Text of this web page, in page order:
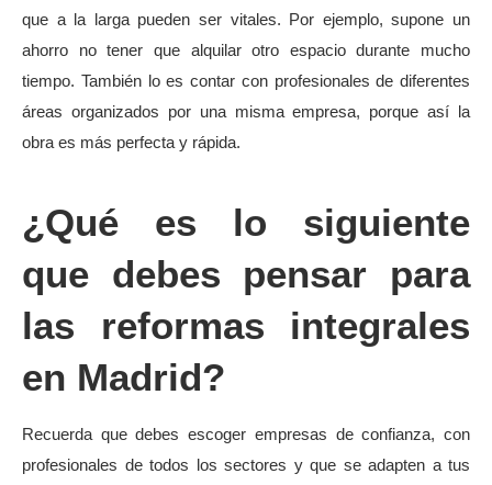
que a la larga pueden ser vitales. Por ejemplo, supone un
ahorro no tener que alquilar otro espacio durante mucho
tiempo. También lo es contar con profesionales de diferentes
áreas organizados por una misma empresa, porque así la
obra es más perfecta y rápida.
¿Qué es lo siguiente
que debes pensar para
las reformas integrales
en Madrid?
Recuerda que debes escoger empresas de confianza, con
profesionales de todos los sectores y que se adapten a tus